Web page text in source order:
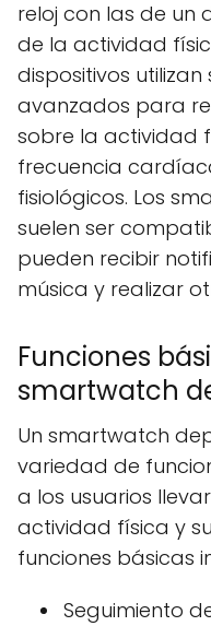
reloj con las de un
de la actividad
dispositivos
avanzados para
sobre la actividad
frecuencia
fisiológicos. Los
suelen ser
pueden recibir
música y realizar
Funciones
smartwatch
Un smartwatch
variedad de
a los usuarios
actividad física y
funciones básicas
Seguimiento